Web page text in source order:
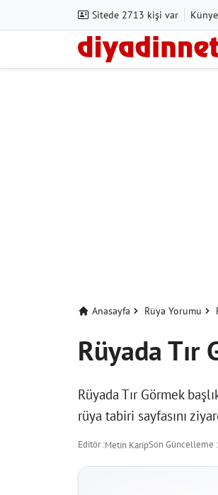
Sitede 2713 kişi var Künye
Anasayfa Rüya Yorumu
Rüyada Tır
Rüyada Tır Görmek
rüya tabiri sayfasını
Editör :Metin KaripSon Güncelleme :